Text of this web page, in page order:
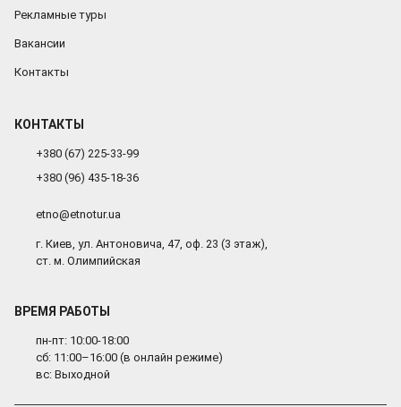
Рекламные туры
Вакансии
Контакты
КОНТАКТЫ
+380 (67) 225-33-99
+380 (96) 435-18-36
etno@etnotur.ua
г. Киев, ул. Антоновича, 47, оф. 23 (3 этаж),
ст. м. Олимпийская
ВРЕМЯ РАБОТЫ
пн-пт: 10:00-18:00
сб: 11:00–16:00 (в онлайн режиме)
вс: Выходной